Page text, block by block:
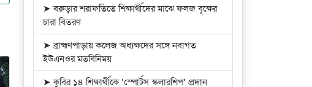
➤ বরুড়ার শরাফতিতে শিক্ষার্থীদের মাঝে ফলজ বৃক্ষের
চারা বিতরণ
➤ ব্রাহ্মণপাড়ায় কলেজ অধ্যক্ষদের সঙ্গে নবাগত
ইউএনওর মতবিনিময়
➤ কুবির ১৪ শিক্ষার্থীকে ‘স্পোর্টস স্কলারশিপ’ প্রদান